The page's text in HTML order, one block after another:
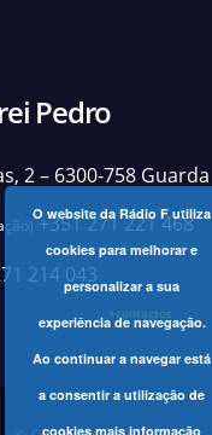
Pedro
2 – 6300-758 Guarda
+351 271 221 468
214 043
+contactos
O website da Rádio F utiliza
cookies para melhorar e
personalizar a sua
experiência de navegação.
Ao continuar a navegar está
a consentir a utilização de
cookies mais informação